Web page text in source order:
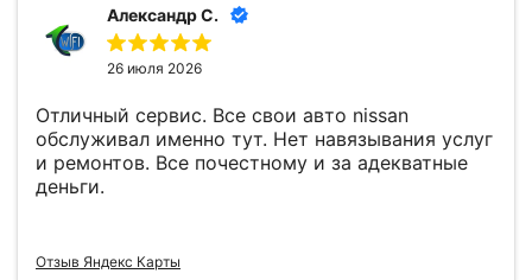
Александр С.
26 июля 2026
Отличный сервис. Все свои авто nissan
обслуживал именно тут. Нет навязывания услуг
и ремонтов. Все почестному и за адекватные
деньги.
Отзыв Яндекс Карты